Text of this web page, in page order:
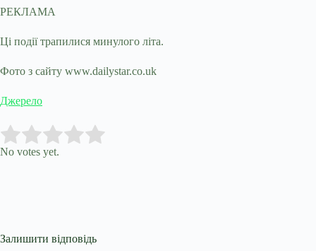
РЕКЛАМА
Ці події трапилися минулого літа.
Фото з сайту www.dailystar.co.uk
Джерело
Rate this item:
No votes yet.
Залишити відповідь